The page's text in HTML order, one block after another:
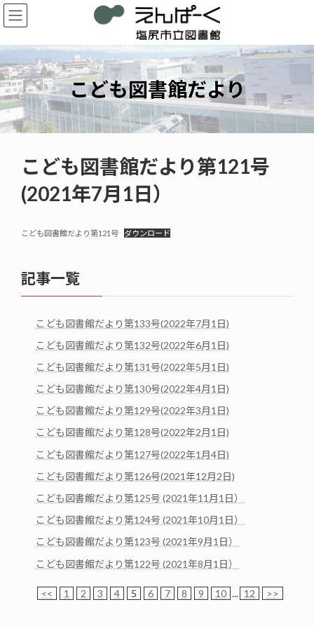
コ
ン
ン
ツ
へ
ス
キ
ッ
プ
ナ
ビ
ー
シ
ョ
ン
に
移
動
こども図書館だより
こども図書館だより第121号
(2021年7月1日）
こども図書館だより第121号 ダウンロード
記事一覧
こども図書館だより第133号(2022年7月1日)
こども図書館だより第132号(2022年6月1日)
こども図書館だより第131号(2022年5月1日)
こども図書館だより第130号(2022年4月1日)
こども図書館だより第129号(2022年3月1日)
こども図書館だより第128号(2022年2月1日)
こども図書館だより第127号(2022年1月4日)
こども図書館だより第126号(2021年12月2日)
こども図書館だより第125号 (2021年11月1日）
こども図書館だより第124号 (2021年10月1日）
こども図書館だより第123号 (2021年9月1日）
こども図書館だより第122号 (2021年8月1日）
<< 1 2 3 4 5 6 7 8 9 10 ... 12 >>